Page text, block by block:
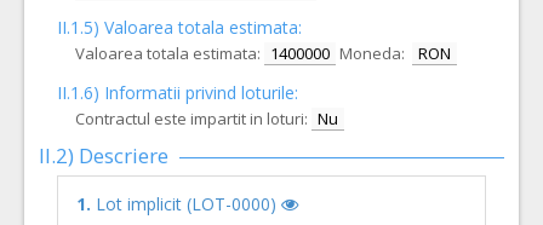
II.1.5) Valoarea totala estimata:
Valoarea totala estimata: 1400000 Moneda: RON
II.1.6) Informatii privind loturile:
Contractul este impartit in loturi: Nu
II.2) Descriere
1. Lot implicit (LOT-0000)